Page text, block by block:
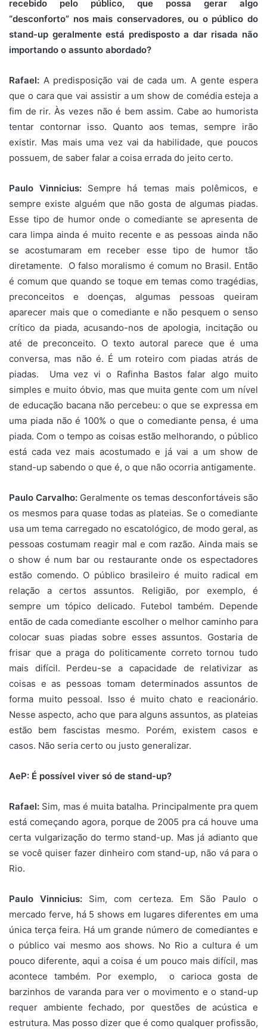
recebido pelo público, que possa gerar algo
“desconforto” nos mais conservadores, ou o público do
stand-up geralmente está predisposto a dar risada não
importando o assunto abordado?
Rafael: A predisposição vai de cada um. A gente espera
que o cara que vai assistir a um show de comédia esteja a
fim de rir. Às vezes não é bem assim. Cabe ao humorista
tentar contornar isso. Quanto aos temas, sempre irão
existir. Mas mais uma vez vai da habilidade, que poucos
possuem, de saber falar a coisa errada do jeito certo.
Paulo Vinnicius: Sempre há temas mais polêmicos, e
sempre existe alguém que não gosta de algumas piadas.
Esse tipo de humor onde o comediante se apresenta de
cara limpa ainda é muito recente e as pessoas ainda não
se acostumaram em receber esse tipo de humor tão
diretamente. O falso moralismo é comum no Brasil. Então
é comum que quando se toque em temas como tragédias,
preconceitos e doenças, algumas pessoas queiram
aparecer mais que o comediante e não pesquem o senso
crítico da piada, acusando-nos de apologia, incitação ou
até de preconceito. O texto autoral parece que é uma
conversa, mas não é. É um roteiro com piadas atrás de
piadas. Uma vez vi o Rafinha Bastos falar algo muito
simples e muito óbvio, mas que muita gente com um nível
de educação bacana não percebeu: o que se expressa em
uma piada não é 100% o que o comediante pensa, é uma
piada. Com o tempo as coisas estão melhorando, o público
está cada vez mais acostumado e já vai a um show de
stand-up sabendo o que é, o que não ocorria antigamente.
Paulo Carvalho: Geralmente os temas desconfortáveis são
os mesmos para quase todas as plateias. Se o comediante
usa um tema carregado no escatológico, de modo geral, as
pessoas costumam reagir mal e com razão. Ainda mais se
o show é num bar ou restaurante onde os espectadores
estão comendo. O público brasileiro é muito radical em
relação a certos assuntos. Religião, por exemplo, é
sempre um tópico delicado. Futebol também. Depende
então de cada comediante escolher o melhor caminho para
colocar suas piadas sobre esses assuntos. Gostaria de
frisar que a praga do politicamente correto tornou tudo
mais difícil. Perdeu-se a capacidade de relativizar as
coisas e as pessoas tomam determinados assuntos de
forma muito pessoal. Isso é muito chato e reacionário.
Nesse aspecto, acho que para alguns assuntos, as plateias
estão bem fascistas mesmo. Porém, existem casos e
casos. Não seria certo ou justo generalizar.
AeP: É possível viver só de stand-up?
Rafael: Sim, mas é muita batalha. Principalmente pra quem
está começando agora, porque de 2005 pra cá houve uma
certa vulgarização do termo stand-up. Mas já adianto que
se você quiser fazer dinheiro com stand-up, não vá para o
Rio.
Paulo Vinnicius: Sim, com certeza. Em São Paulo o
mercado ferve, há 5 shows em lugares diferentes em uma
única terça feira. Há um grande número de comediantes e
o público vai mesmo aos shows. No Rio a cultura é um
pouco diferente, aqui a coisa é um pouco mais difícil, mas
acontece também. Por exemplo, o carioca gosta de
barzinhos de varanda para ver o movimento e o stand-up
requer ambiente fechado, por questões de acústica e
estrutura. Mas posso dizer que é como qualquer profissão,